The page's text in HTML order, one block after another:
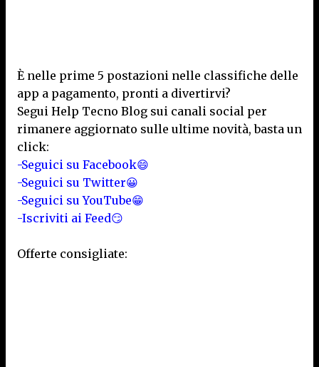
È nelle prime 5 postazioni nelle classifiche delle
app a pagamento, pronti a divertirvi?
Segui Help Tecno Blog sui canali social per
rimanere aggiornato sulle ultime novità, basta un
click:
-Seguici su Facebook😄
-Seguici su Twitter😀
-Seguici su YouTube😁
-Iscriviti ai Feed😏
Offerte consigliate: